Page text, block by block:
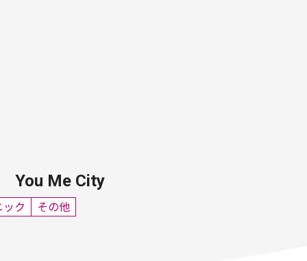
You Me City
ック その他